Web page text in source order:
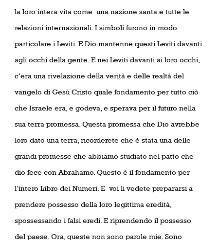
la loro intera vita come una nazione santa e tutte le
relazioni internazionali. I simboli furono in modo
particolare i Leviti. E Dio mantenne questi Leviti davanti
agli occhi della gente. E nei Leviti davanti ai loro occhi,
c’era una rivelazione della verità e delle realtà del
vangelo di Gesù Cristo quale fondamento per tutto ciò
che Israele era, e godeva, e sperava per il futuro nella
sua terra promessa. Questa promessa che Dio avrebbe
loro dato una terra, ricorderete che è stata una delle
grandi promesse che abbiamo studiato nel patto che
dio fece con Abrahamo. Questo è il fondamento per
l’intero Libro dei Numeri. E voi li vedete prepararsi a
prendere possesso della loro legittima eredità,
spossessando i falsi eredi. E riprendendo il possesso
del paese. Ora, queste non sono parole mie. Sono